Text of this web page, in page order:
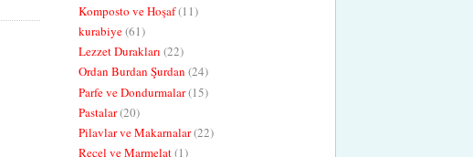
Komposto ve Hoşaf(11)
kurabiye(61)
Lezzet Durakları (22)
Ordan Burdan Şurdan (24)
Parfe ve Dondurmalar(15)
Pastalar(20)
Pilavlar ve Makarnalar(22)
Reçel ve Marmelat(1)